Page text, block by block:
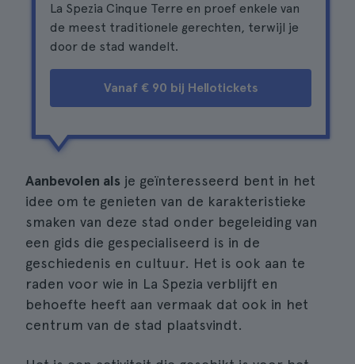
La Spezia Cinque Terre en proef enkele van
de meest traditionele gerechten, terwijl je
door de stad wandelt.
Vanaf € 90 bij Hellotickets
Aanbevolen als je geïnteresseerd bent in het
idee om te genieten van de karakteristieke
smaken van deze stad onder begeleiding van
een gids die gespecialiseerd is in de
geschiedenis en cultuur. Het is ook aan te
raden voor wie in La Spezia verblijft en
behoefte heeft aan vermaak dat ook in het
centrum van de stad plaatsvindt.